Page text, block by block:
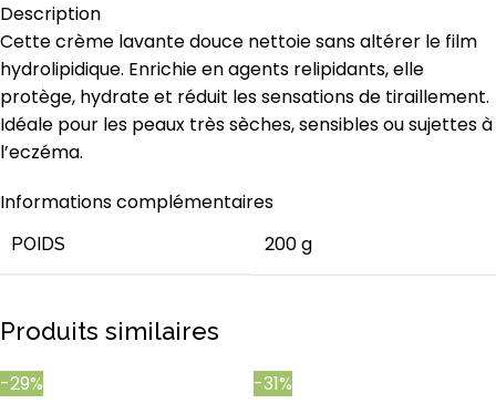
Description
Cette crème lavante douce nettoie sans altérer le film
hydrolipidique. Enrichie en agents relipidants, elle
protège, hydrate et réduit les sensations de tiraillement.
Idéale pour les peaux très sèches, sensibles ou sujettes à
l’eczéma.
Informations complémentaires
POIDS 200 g
Produits similaires
-29% -31%